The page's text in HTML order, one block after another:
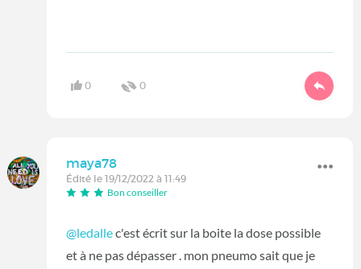
0 0
maya78
Édité le 19/12/2022 à 11:49
Bon conseiller
@ledallec'est écrit sur la boite la dose possible
et à ne pas dépasser . mon pneumo sait que je